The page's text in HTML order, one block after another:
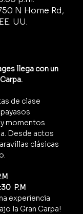
N Home Rd,
UU.
llega con un
de clase
momentos
Desde actos
clásicas
P.M
experiencia
la Gran Carpa!